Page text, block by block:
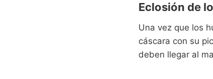
Eclosión de
Una vez que los
cáscara con su
deben llegar al